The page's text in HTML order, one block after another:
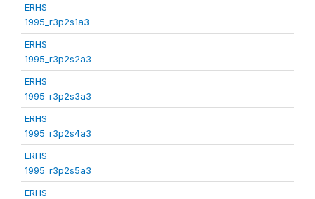
ERHS
1995_r3p2s1a3
ERHS
1995_r3p2s2a3
ERHS
1995_r3p2s3a3
ERHS
1995_r3p2s4a3
ERHS
1995_r3p2s5a3
ERHS